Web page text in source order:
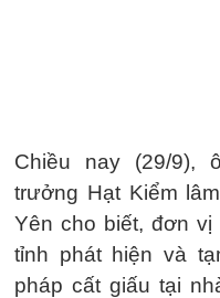
Chiều nay (29/9),
trưởng Hạt Kiểm
Yên cho biết, đơn
tỉnh phát hiện và
pháp cất giấu tại